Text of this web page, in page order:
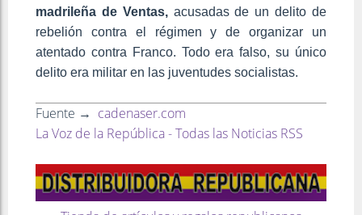
madrileña de Ventas,acusadas de un delito de
rebelión contra el régimen y de organizar un
atentado contra Franco. Todo era falso, su único
delito era militar en las juventudes socialistas.
Fuente → cadenaser.com
La Voz de la República - Todas las Noticias RSS